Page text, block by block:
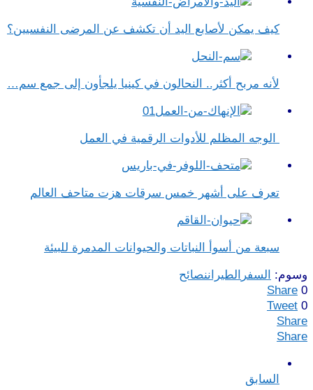
كيف يمكن لأصابع اليد أن تكشف عن المرضى النفسيين؟
لأنه مربح أكثر.. النحالون في كينيا يلجأون إلى جمع سم…
الوجه المظلم للأدوات الرقمية في العمل
تعرف على أشهر خمس سرقات هزت متاحف العالم
سبعة من أسوأ النباتات والحيوانات المدمرة للبيئة
وسوم: السفر الطيراننصائح
Share 0
Tweet 0
Share
Share
السابق